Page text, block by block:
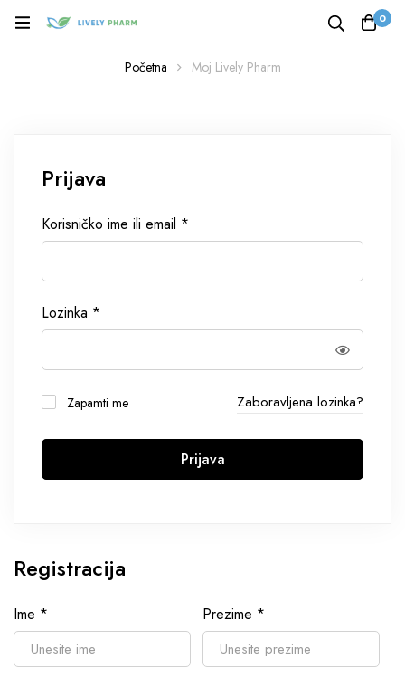
0
Početna Moj Lively Pharm
Prijava
Korisničko ime ili email *
Lozinka *
Zapamti me Zaboravljena lozinka?
Prijava
Registracija
Ime * Prezime *